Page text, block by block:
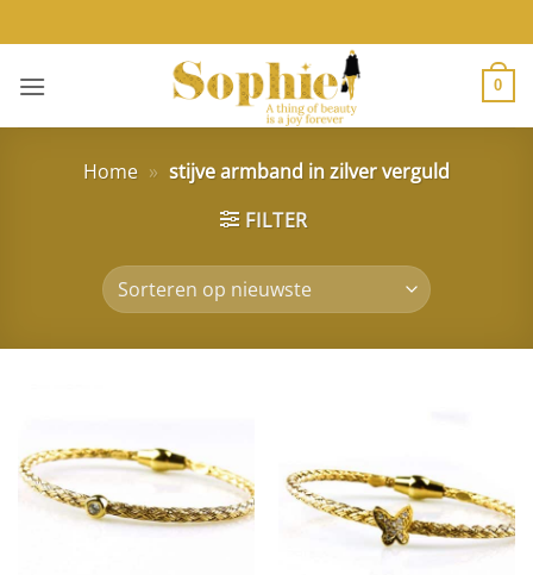
naar
inhoud
0
Home » stijve armband in zilver verguld
FILTER